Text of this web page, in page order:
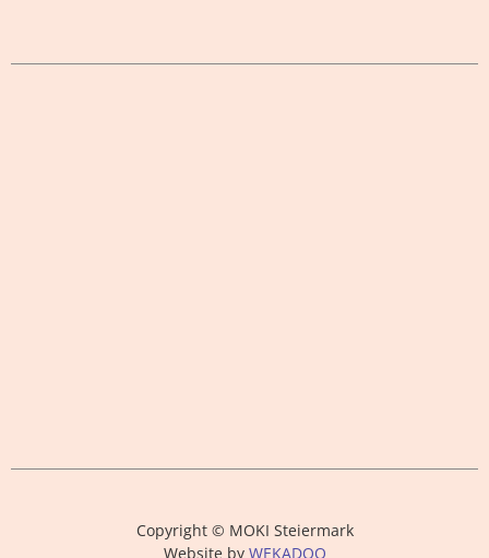
Copyright © MOKI Steiermark
Website by WEKADOO